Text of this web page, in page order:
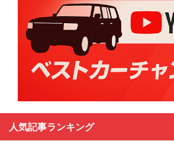
人気記事ランキング